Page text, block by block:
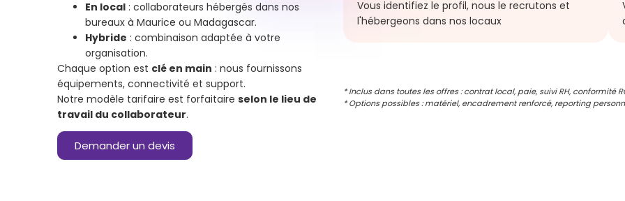
En local : collaborateurs hébergés dans nos
bureaux à Maurice ou Madagascar.
Hybride : combinaison adaptée à votre
organisation.
Chaque option est clé en main : nous fournissons
équipements, connectivité et support.
Notre modèle tarifaire est forfaitaire selon le lieu de
travail du collaborateur.
Demander un devis
Vous identifiez le profil, nous le recrutons et
l'hébergeons dans nos locaux
* Inclus dans toutes les offres : contrat local, paie, suivi RH, conformité
* Options possibles : matériel, encadrement renforcé, reporting